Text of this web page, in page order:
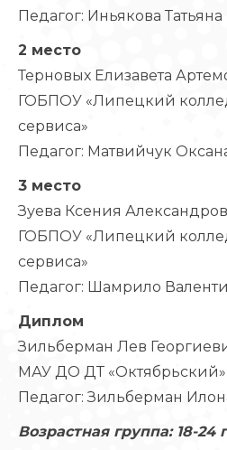
Педагог: Иньякова
2 место
Терновых Елизавета
ГОБПОУ «Липецкий
сервиса»
Педагог: Матвийчук
3 место
Зуева Ксения
ГОБПОУ «Липецкий
сервиса»
Педагог: Шамрило
Диплом
Зильберман Лев
МАУ ДО ДТ «Октябрьский»
Педагог: Зильберман
Возрастная группа: 18-24